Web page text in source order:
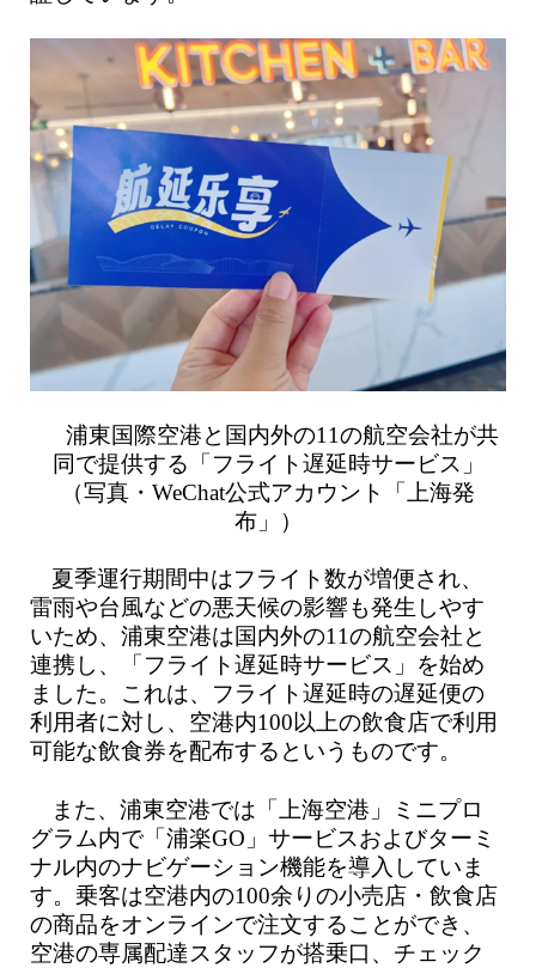
浦東国際空港と国内外の11の航空会社が共
同で提供する「フライト遅延時サービス」
（写真・WeChat公式アカウント「上海発
布」）
夏季運行期間中はフライト数が増便され、
雷雨や台風などの悪天候の影響も発生しやす
いため、浦東空港は国内外の11の航空会社と
連携し、「フライト遅延時サービス」を始め
ました。これは、フライト遅延時の遅延便の
利用者に対し、空港内100以上の飲食店で利用
可能な飲食券を配布するというものです。
また、浦東空港では「上海空港」ミニプロ
グラム内で「浦楽GO」サービスおよびターミ
ナル内のナビゲーション機能を導入していま
す。乗客は空港内の100余りの小売店・飲食店
の商品をオンラインで注文することができ、
空港の専属配達スタッフが搭乗口、チェック